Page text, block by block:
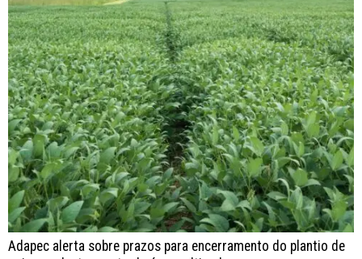
Adapec alerta sobre prazos para encerramento do plantio de